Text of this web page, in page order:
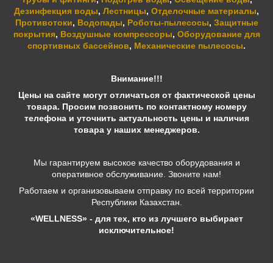
Дезинфекция воды, Лестницы, Отделочные материалы,
Противотоки, Водопады, Роботы-пылесосы, Защитные
покрытия, Воздушные компрессоры, Оборудование для
спортивных бассейнов, Механические пылесосы.
Внимание!!!
Цены на сайте могут отличаться от фактической цены
товара. Просим позвонить по контактному номеру
телефона и уточнить актуальность цены и наличия
товара у наших менеджеров.
Мы гарантируем высокое качество оборудования и
оперативное обслуживание. Звоните нам!
Работаем и организовываем отправку по всей территории
Республики Казахстан.
«WELLNESS» - для тех, кто из лучшего выбирает
исключительное!